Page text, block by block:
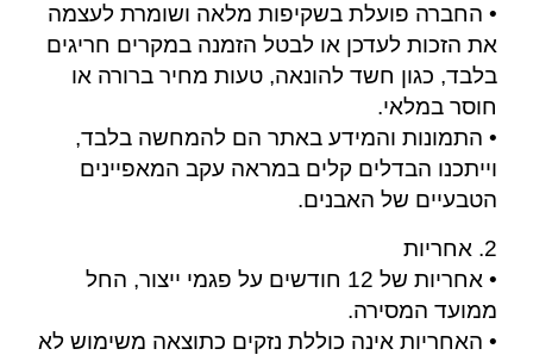
• החברה פועלת בשקיפות מלאה ושומרת לעצמה
את הזכות לעדכן או לבטל הזמנה במקרים חריגים
בלבד, כגון חשד להונאה, טעות מחיר ברורה או
חוסר במלאי.
• התמונות והמידע באתר הם להמחשה בלבד,
וייתכנו הבדלים קלים במראה עקב המאפיינים
הטבעיים של האבנים.
2. אחריות
• אחריות של 12 חודשים על פגמי ייצור, החל
ממועד המסירה.
• האחריות אינה כוללת נזקים כתוצאה משימוש לא